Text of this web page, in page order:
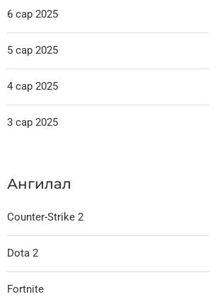
6 сар 2025
5 сар 2025
4 сар 2025
3 сар 2025
Ангилал
Counter-Strike 2
Dota 2
Fortnite